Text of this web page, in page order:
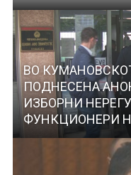
ВО
ПОДНЕСЕНА
ИЗБОРНИ
ФУНКЦИОНЕРИ